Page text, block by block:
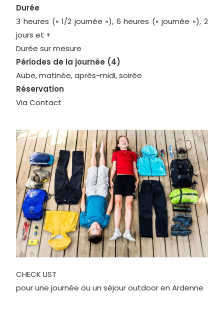
Durée
3 heures (« 1/2 journée »), 6 heures (« journée »), 2
jours et +
Durée sur mesure
Périodes de la journée (4)
Aube, matinée, après-midi, soirée
Réservation
Via Contact
CHECK LIST
pour une journée ou un séjour outdoor en Ardenne